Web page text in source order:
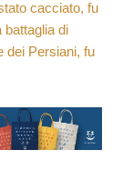
cacciato, fu
battaglia di
dei Persiani, fu